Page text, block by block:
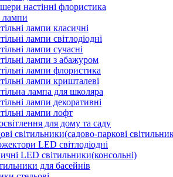
настінні флористика
лампи
лампи класичні
лампи світлодіодні
лампи сучасні
лампи з абажуром
лампи флористика
лампи кришталеві
лампа для школяра
лампи декоративні
лампи лофт
для дому та саду
світильники(садово-паркові
LED світлодіодні
LED світильники(консольні)
для басейнів